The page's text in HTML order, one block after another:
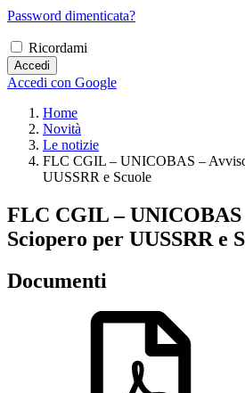
Password dimenticata?
Ricordami
Accedi
Accedi con Google
Home
Novità
Le notizie
FLC CGIL – UNICOBAS –
UUSSRR e Scuole
FLC CGIL – UNICOBAS
Sciopero per UUSSRR e
Documenti